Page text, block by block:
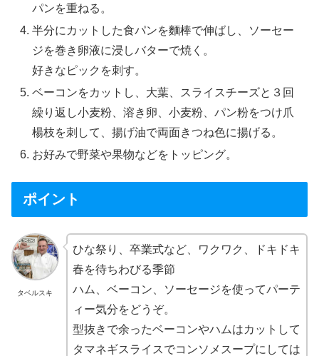
パンを重ねる。
半分にカットした食パンを麵棒で伸ばし、ソーセー
ジを巻き卵液に浸しバターで焼く。
好きなピックを刺す。
ベーコンをカットし、大葉、スライスチーズと３回
繰り返し小麦粉、溶き卵、小麦粉、パン粉をつけ爪
楊枝を刺して、揚げ油で両面きつね色に揚げる。
お好みで野菜や果物などをトッピング。
ポイント
タベルスキ
ひな祭り、卒業式など、ワクワク、ドキドキ
春を待ちわびる季節
ハム、ベーコン、ソーセージを使ってパーテ
ィー気分をどうぞ。
型抜きで余ったベーコンやハムはカットして
タマネギスライスでコンソメスープにしては